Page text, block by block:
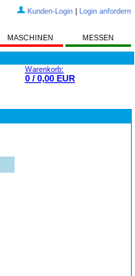
Kunden-Login Login anfordern
MASCHINEN MESSEN
Warenkorb:
0 / 0,00 EUR